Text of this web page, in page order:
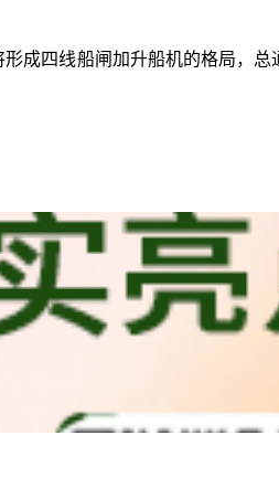
成四线船闸加升船机的格局，